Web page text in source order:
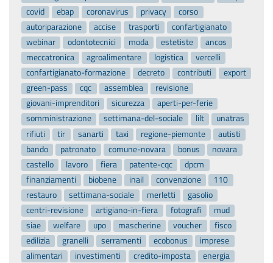
covid
ebap coronavirus privacy
corso
autoriparazione
accise trasporti
confartigianato
webinar
odontotecnici moda estetiste
ancos
meccatronica
agroalimentare logistica
vercelli
confartigianato-formazione
decreto contributi
export
green-pass
cqc assemblea
revisione
giovani-imprenditori
sicurezza
aperti-per-ferie
somministrazione
settimana-del-sociale lilt
unatras
rifiuti
tir sanarti taxi regione-piemonte
autisti
bando
patronato comune-novara bonus
novara
castello
lavoro fiera patente-cqc
dpcm
finanziamenti
biobene inail convenzione
110
restauro
settimana-sociale merletti
gasolio
centri-revisione
artigiano-in-fiera fotografi
mud
siae
welfare upo mascherine voucher
fisco
edilizia
granelli serramenti ecobonus
imprese
alimentari
investimenti credito-imposta
energia